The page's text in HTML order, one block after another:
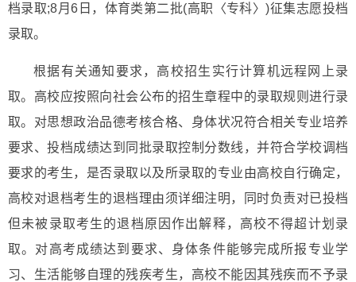
档录取;8月6日，体育类第二批(高职〈专科〉)征集志愿投档
录取。
根据有关通知要求，高校招生实行计算机远程网上录
取。高校应按照向社会公布的招生章程中的录取规则进行录
取。对思想政治品德考核合格、身体状况符合相关专业培养
要求、投档成绩达到同批录取控制分数线，并符合学校调档
要求的考生，是否录取以及所录取的专业由高校自行确定，
高校对退档考生的退档理由须详细注明，同时负责对已投档
但未被录取考生的退档原因作出解释，高校不得超计划录
取。对高考成绩达到要求、身体条件能够完成所报专业学
习、生活能够自理的残疾考生，高校不能因其残疾而不予录